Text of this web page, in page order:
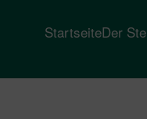
StartseiteDer